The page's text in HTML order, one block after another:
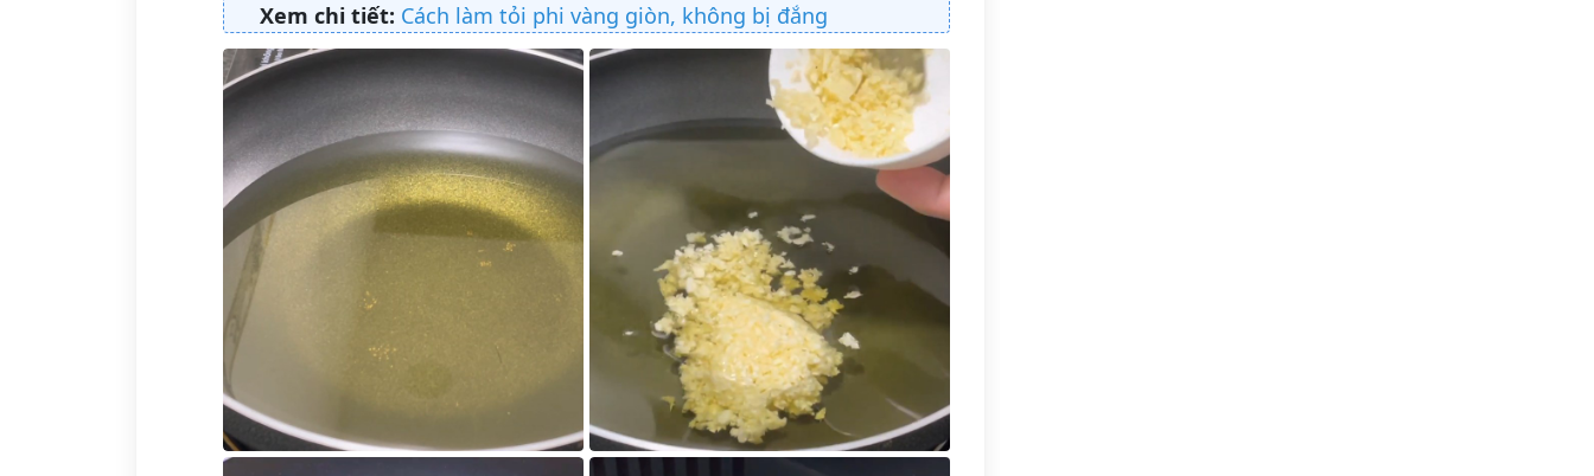
Xem chi tiết: Cách làm tỏi phi vàng giòn, không bị đắng